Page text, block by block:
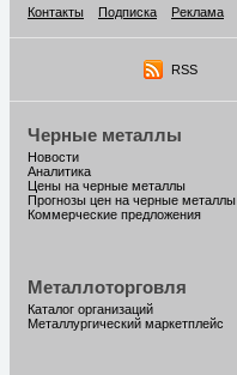
Контакты
Подписка Реклама
RSS
Черные металлы
Новости
Аналитика
Цены на черные металлы
Прогнозы цен на черные металлы
Коммерческие предложения
Металлоторговля
Каталог организаций
Металлургический маркетплейс